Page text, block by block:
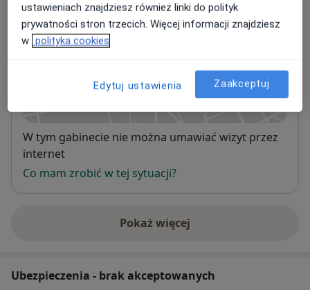
Centrum probalans
Al. Solidarności 155 lok. 29,
Warszawa
Powiększ mapęotwiera się w nowej karcie
Dostępność
W tym gabinecie nie można umawiać wizyt przez
internet
Co mam zrobić w tej sytuacji?
Pokaż więcej
o adresie
Ubezpieczenia - brak akceptowanych
ustawieniach znajdziesz również linki do polityk
prywatności stron trzecich. Więcej informacji znajdziesz
w polityka cookies
Edytuj ustawienia Zaakceptuj